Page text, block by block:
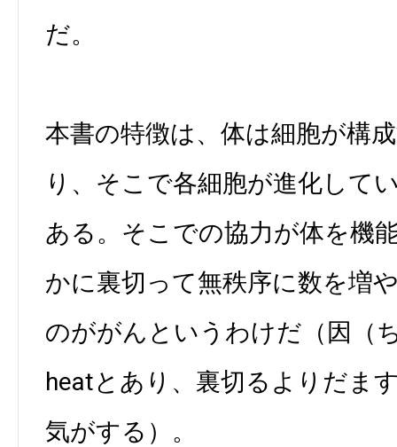
だ。
本書の特徴は、体は細胞が構
り、そこで各細胞が進化して
ある。そこでの協力が体を機
かに裏切って無秩序に数を増
のががんというわけだ（因（
heatとあり、裏切るよりだま
気がする）。